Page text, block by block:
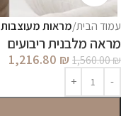
עמוד הבית מראות מעוצבות
מראה מלבנית ריבועים
1,560.00₪
1,216.80 ₪